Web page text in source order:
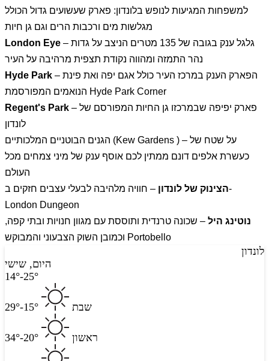
למשפחות המגיעות לנופש בלונדון: פארק שעשועים גדול הכולל
מגלשות מים ורכבות הרים וגם גן חיות
London Eye – גלגל ענק בגובה של 135 מטרים הניצב על גדות
נהר התמזה ומהווה נקודת תצפית מרהיבה על העיר
Hyde Park – הפארק הענק במרכז העיר כולל אגם יפה ואת פינת
הנואמים המפורסמת Hyde Park Corner
Regent's Park – פארק יפיפה שבמרכזו גן החיות המפורסם של
לונדון
הגנים הבוטניים המלכותיים (Kew Gardens ) – על שטח של
כעשרת אלפים דונם ממתין לכם אוסף ענק של מיני צמחים מכל
העולם
הצינוק של לונדון – חוויה מלהיבה לבעלי עצבים חזקים ב-
London Dungeon
נוטינג היל – שכונה טרנדית ותוססת עם מגוון חנויות ובתי קפה,
וכמובן השוק הצבעוני והמבוקש Portobello
לונדון
היום, שישי
14°-25°
שבת 15°-29°
ראשון 20°-34°